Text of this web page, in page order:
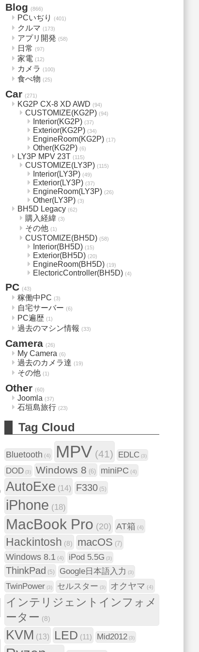
Blog (866)
PCいぢり (401)
クルマ (173)
アプリ開発 (58)
日常 (97)
家電 (12)
カメラ (100)
食べ物 (25)
Car (271)
KG2P CX-8 XD AWD (94)
CUSTOMIZE(KG2P) (94)
Interior(KG2P) (37)
Exterior(KG2P) (34)
EngineRoom(KG2P) (17)
Other(KG2P) (6)
LY3P MPV 23T (115)
CUSTOMIZE(LY3P) (115)
Interior(LY3P) (49)
Exterior(LY3P) (37)
EngineRoom(LY3P) (26)
Other(LY3P) (3)
BH5D Legacy (62)
購入経緯 (3)
その他 (1)
CUSTOMIZE(BH5D) (58)
Interior(BH5D) (15)
Exterior(BH5D) (20)
EngineRoom(BH5D) (19)
ElectoricController(BH5D) (4)
PC (43)
稼働中PC (3)
自宅サーバー (6)
PC遍歴 (1)
過去のマシン情報 (33)
Camera (26)
My Camera (6)
過去のカメラ達 (19)
その他 (1)
Other (60)
Joomla (37)
石垣島旅行 (23)
Tag Cloud
Bluetooth (4) MPV (41) EDLC (3)
DOD (3) Windows 8 (6) miniPC (4)
AutoExe (14) F330 (5)
iPhone (18)
MacBook Pro (20) AT箱 (4)
Hackintosh (8) macOS (7)
Windows 8.1 (4) iPod 5.5G (3)
ThinkPad (5) Google日本語入力 (3)
TwinPower (3) セルスター (3) オクヤマ (4)
インテリジェントインフォメ
ーター (8)
KVM (13) LED (11) Mid2012 (3)